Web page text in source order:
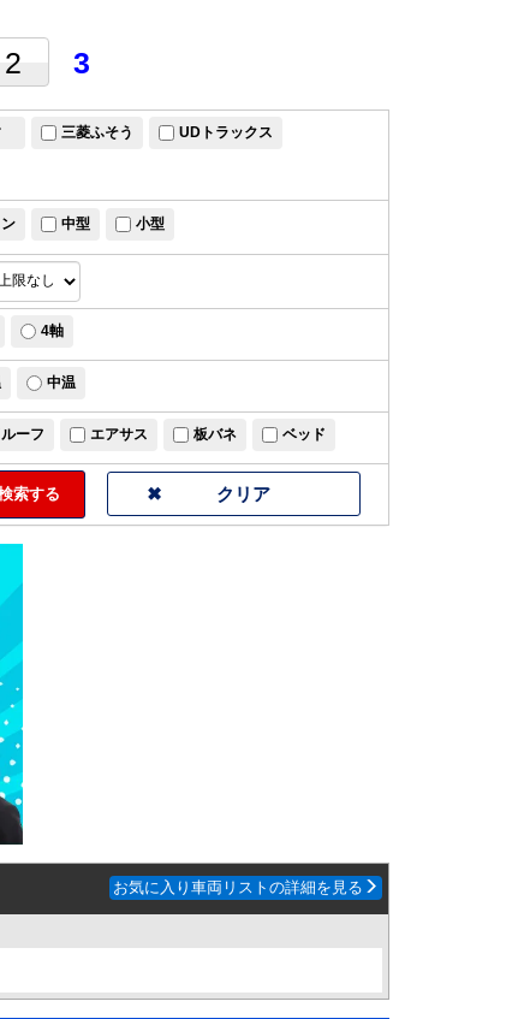
2 3
中型 小型
索する
三菱ふそう UDトラックス
4軸
中温
ーフ エアサス 板バネ ベッド
お気に入り車両リストの詳細を見る